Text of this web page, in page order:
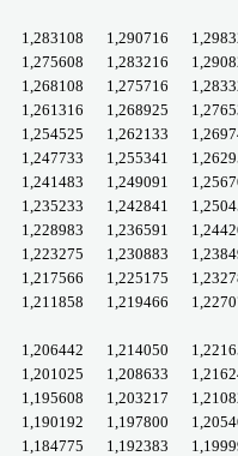
1,283108 1,290716
1,275608 1,283216
1,268108 1,275716
1,261316 1,268925
1,254525 1,262133
1,247733 1,255341
1,241483 1,249091
1,235233 1,242841
1,228983 1,236591
1,223275 1,230883
1,217566 1,225175
1,211858 1,219466
1,206442 1,214050
1,201025 1,208633
1,195608 1,203217
1,190192 1,197800
1,184775 1,192383